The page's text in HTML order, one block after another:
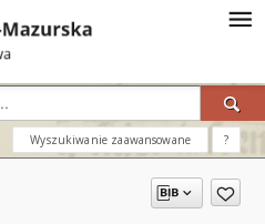
Wyszukiwanie zaawansowane ?